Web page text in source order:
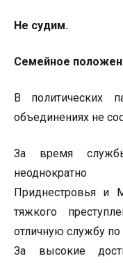
Не судим.
Семейное
В политических
объединениях не
За время
неоднократно
Приднестровья
тяжкого
отличную службу по
За высокие